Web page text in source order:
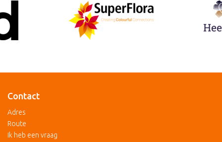
Contact
Adres
Route
Ik heb een vraag